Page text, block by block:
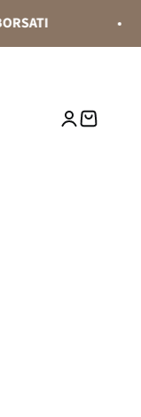
AccediCarrello